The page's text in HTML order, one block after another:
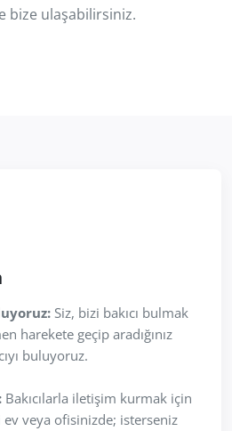
bize ulaşabilirsiniz.
Siz, bizi bakıcı bulmak
harekete geçip aradığınız
buluyoruz.
Bakıcılarla iletişim kurmak için
ev veya ofisinizde; isterseniz